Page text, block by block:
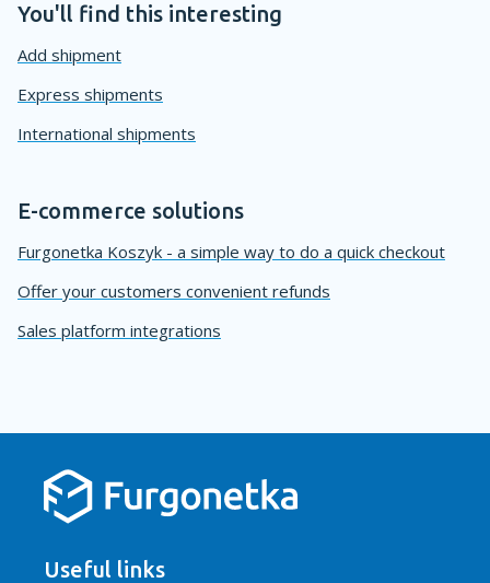
You'll find this interesting
Add shipment
Express shipments
International shipments
E-commerce solutions
Furgonetka Koszyk - a simple way to do a quick checkout
Offer your customers convenient refunds
Sales platform integrations
Useful links